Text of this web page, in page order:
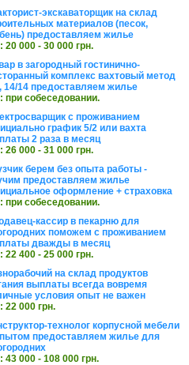
экскаваторщик на склад
материалов (песок,
предоставляем жилье
20 000 - 30 000 грн.
в загородный гостинично-
комплекс вахтовый метод
14/14 предоставляем жилье
при собеседовании.
с проживанием
график 5/2 или вахта
2 раза в месяц
26 000 - 31 000 грн.
берем без опыта работы -
предоставляем жилье
оформление + страховка
при собеседовании.
кассир в пекарню для
поможем с проживанием
дважды в месяц
22 400 - 25 000 грн.
на склад продуктов
выплаты всегда вовремя
условия опыт не важен
22 000 грн.
технолог корпусной мебели
предоставляем жилье для
43 000 - 108 000 грн.